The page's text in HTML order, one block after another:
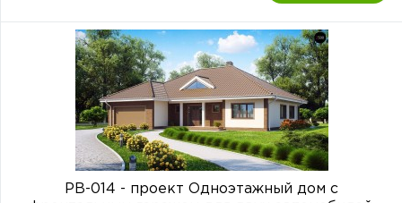
PB-014 - проект Одноэтажный дом с